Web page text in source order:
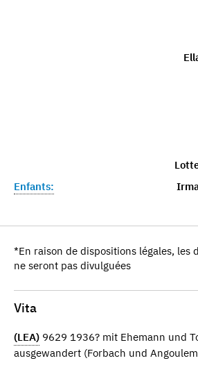
Enfants:
*En raison de dispositions légales, les
ne seront pas divulguées
Vita
(LEA) 9629 1936? mit Ehemann und
ausgewandert (Forbach und